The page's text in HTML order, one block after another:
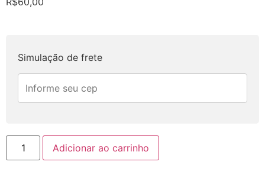
Simulação de frete
Adicionar ao carrinho